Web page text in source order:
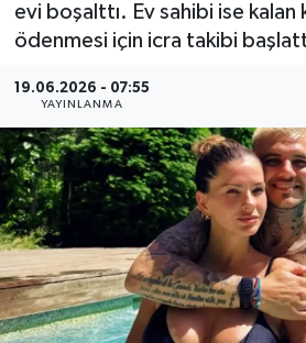
evi boşalttı. Ev sahibi ise kalan
ödenmesi için icra takibi
19.06.2026 - 07:55
YAYINLANMA